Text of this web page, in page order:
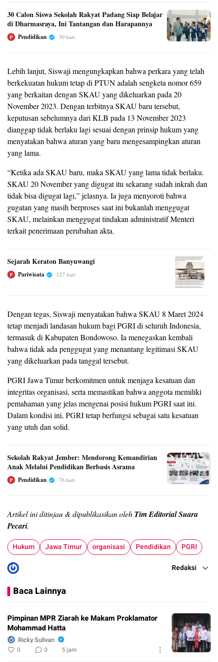
30 Calon Siswa Sekolah Rakyat Padang Siap Belajar
di Dharmasraya, Ini Tantangan dan Harapannya
P Pendidikan 30 hari
Lebih lanjut, Siswaji mengungkapkan bahwa perkara yang telah
berkekuatan hukum tetap di PTUN adalah sengketa nomor 659
yang berkaitan dengan SKAU yang dikeluarkan pada 20
November 2023. Dengan terbitnya SKAU baru tersebut,
keputusan sebelumnya dari KLB pada 13 November 2023
dianggap tidak berlaku lagi sesuai dengan prinsip hukum yang
menyatakan bahwa aturan yang baru mengesampingkan aturan
yang lama.
“Ketika ada SKAU baru, maka SKAU yang lama tidak berlaku.
SKAU 20 November yang digugat itu sekarang sudah inkrah dan
tidak bisa digugat lagi,” jelasnya. Ia juga menyoroti bahwa
gugatan yang masih berproses saat ini bukanlah menggugat
SKAU, melainkan menggugat tindakan administratif Menteri
terkait penerimaan perubahan akta.
Sejarah Keraton Banyuwangi
P Pariwisata 127 hari
Dengan tegas, Siswaji menyatakan bahwa SKAU 8 Maret 2024
tetap menjadi landasan hukum bagi PGRI di seluruh Indonesia,
termasuk di Kabupaten Bondowoso. Ia menegaskan kembali
bahwa tidak ada penggugat yang menantang legitimasi SKAU
yang dikeluarkan pada tanggal tersebut.
PGRI Jawa Timur berkomitmen untuk menjaga kesatuan dan
integritas organisasi, serta memastikan bahwa anggota memiliki
pemahaman yang jelas mengenai posisi hukum PGRI saat ini.
Dalam kondisi ini, PGRI tetap berfungsi sebagai satu kesatuan
yang utuh dan solid.
Sekolah Rakyat Jember: Mendorong Kemandirian
Anak Melalui Pendidikan Berbasis Asrama
P Pendidikan 76 hari
Artikel ini ditinjau & dipublikasikan oleh Tim Editorial Suara
Pecari.
Hukum Jawa Timur organisasi Pendidikan PGRI
Redaksi
Baca Lainnya
Pimpinan MPR Ziarah ke Makam Proklamator
Mohammad Hatta
Ricky Sulivan
0 0 5 jam